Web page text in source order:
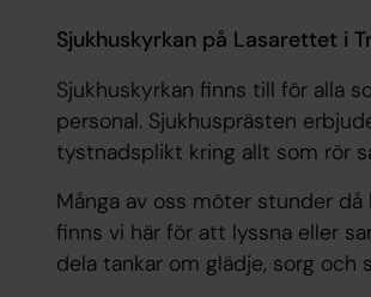
Sjukhuskyrkan på Lasarettet i
Sjukhuskyrkan finns till för alla
personal. Sjukhusprästen
tystnadsplikt kring allt som rör
Många av oss möter stunder
finns vi här för att lyssna eller
dela tankar om glädje, sorg och